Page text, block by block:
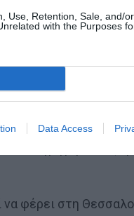
Use, Retention, Sale, and/
with the Purposes
Data Access
τρομερή διάθεση
ένα γρήγορο
φέρει στη